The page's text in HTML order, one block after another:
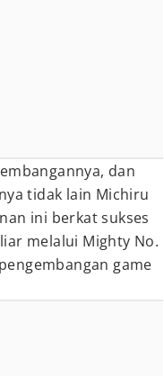
dan
tidak lain Michiru
ini berkat sukses
melalui Mighty No.
game